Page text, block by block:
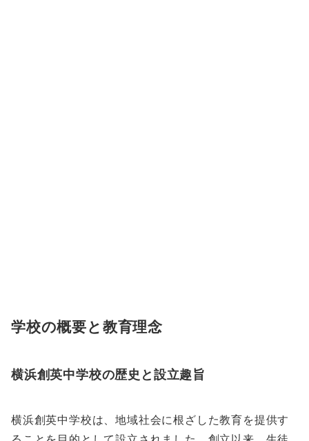
学校の概要と教育理念
横浜創英中学校の歴史と設立趣旨
横浜創英中学校は、地域社会に根ざした教育を提供す